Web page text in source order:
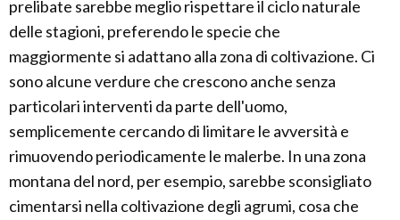
prelibate sarebbe meglio rispettare il ciclo naturale
delle stagioni, preferendo le specie che
maggiormente si adattano alla zona di coltivazione. Ci
sono alcune verdure che crescono anche senza
particolari interventi da parte dell'uomo,
semplicemente cercando di limitare le avversità e
rimuovendo periodicamente le malerbe. In una zona
montana del nord, per esempio, sarebbe sconsigliato
cimentarsi nella coltivazione degli agrumi, cosa che